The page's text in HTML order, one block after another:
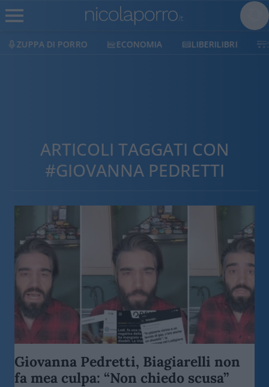
ZUPPA DI PORRO ECONOMIA LIBERILIBRI
ARTICOLI TAGGATI CON
#GIOVANNA PEDRETTI
Giovanna Pedretti, Biagiarelli non
fa mea culpa: “Non chiedo scusa”